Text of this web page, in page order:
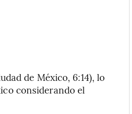
de México, 6:14), lo
considerando el